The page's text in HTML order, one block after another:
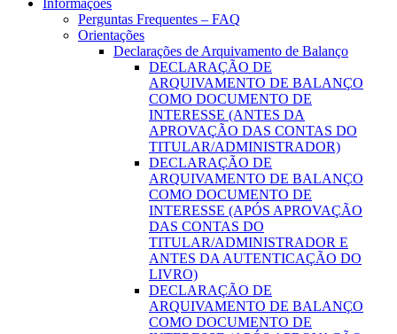
Informações
Perguntas Frequentes – FAQ
Orientações
Declarações de Arquivamento de Balanço
DECLARAÇÃO DE
ARQUIVAMENTO DE BALANÇO
COMO DOCUMENTO DE
INTERESSE (ANTES DA
APROVAÇÃO DAS CONTAS DO
TITULAR/ADMINISTRADOR)
DECLARAÇÃO DE
ARQUIVAMENTO DE BALANÇO
COMO DOCUMENTO DE
INTERESSE (APÓS APROVAÇÃO
DAS CONTAS DO
TITULAR/ADMINISTRADOR E
ANTES DA AUTENTICAÇÃO DO
LIVRO)
DECLARAÇÃO DE
ARQUIVAMENTO DE BALANÇO
COMO DOCUMENTO DE